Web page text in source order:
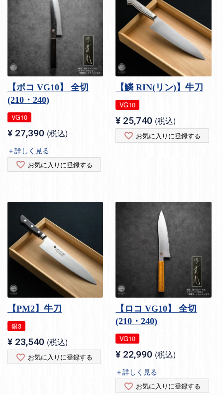
【ボコ VG10】 全切
(210・240)
VG10
¥ 27,390 税込
＋詳しく見る
お気に入りに登録する
【鱗 RIN(リン)】牛刀
VG10
¥ 25,740 税込
お気に入りに登録する
【PM2】牛刀
銀3
¥ 23,540 税込
お気に入りに登録する
【ロコ VG10】 全切
(210・240)
VG10
¥ 22,990 税込
＋詳しく見る
お気に入りに登録する